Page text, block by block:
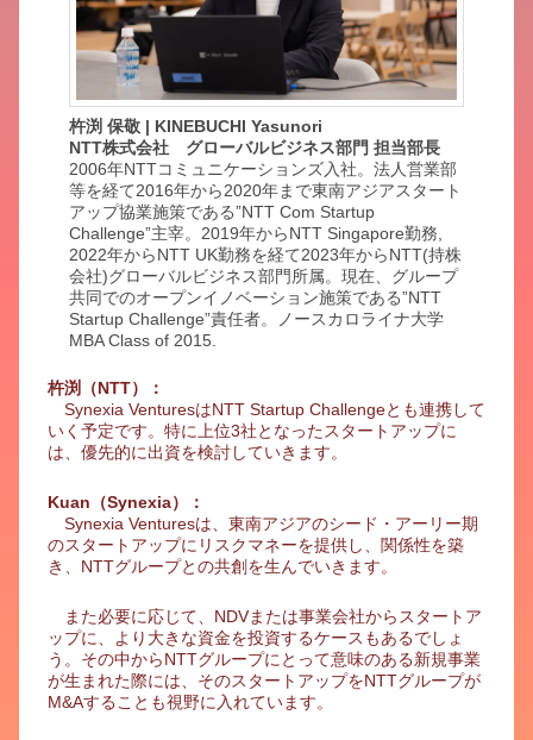
杵渕 保敬 | KINEBUCHI Yasunori
NTT株式会社 グローバルビジネス部門 担当部長
2006年NTTコミュニケーションズ入社。法人営業部
等を経て2016年から2020年まで東南アジアスタート
アップ協業施策である”NTT Com Startup
Challenge”主宰。2019年からNTT Singapore勤務,
2022年からNTT UK勤務を経て2023年からNTT(持株
会社)グローバルビジネス部門所属。現在、グループ
共同でのオープンイノベーション施策である”NTT
Startup Challenge”責任者。ノースカロライナ大学
MBA Class of 2015.
杵渕（NTT）：
Synexia VenturesはNTT Startup Challengeとも連携して
いく予定です。特に上位3社となったスタートアップに
は、優先的に出資を検討していきます。
Kuan（Synexia）：
Synexia Venturesは、東南アジアのシード・アーリー期
のスタートアップにリスクマネーを提供し、関係性を築
き、NTTグループとの共創を生んでいきます。
また必要に応じて、NDVまたは事業会社からスタートア
ップに、より大きな資金を投資するケースもあるでしょ
う。その中からNTTグループにとって意味のある新規事業
が生まれた際には、そのスタートアップをNTTグループが
M&Aすることも視野に入れています。